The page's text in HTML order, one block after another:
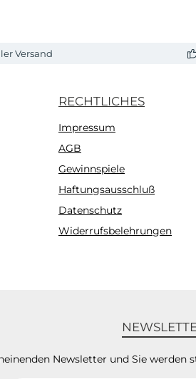
Versand
RECHTLICHES
Impressum
AGB
Gewinnspiele
Haftungsausschluß
Datenschutz
Widerrufsbelehrungen
Newsletter und Sie